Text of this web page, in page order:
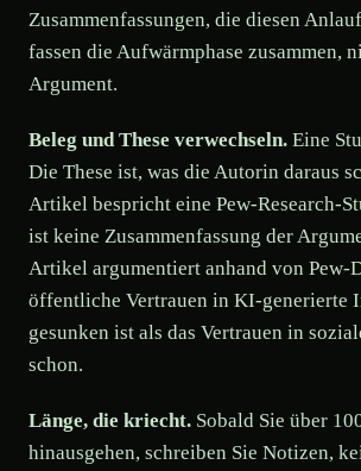
Zusammenfassungen, die diesen
fassen die Aufwärmphase zusammen,
Argument.
Beleg und These verwechseln. Eine
Die These ist, was die Autorin daraus
Artikel bespricht eine Pew-Research-
ist keine Zusammenfassung der
Artikel argumentiert anhand von Pew-
öffentliche Vertrauen in KI-generierte
gesunken ist als das Vertrauen in
schon.
Länge, die kriecht. Sobald Sie über
hinausgehen, schreiben Sie Notizen,